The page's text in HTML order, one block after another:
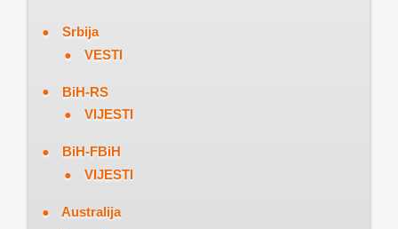
Srbija
VESTI
BiH-RS
VIJESTI
BiH-FBiH
VIJESTI
Australija